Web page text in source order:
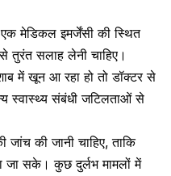
एक मेडिकल इमर्जेंसी की स्थित
से तुरंत सलाह लेनी चाहिए।
में खून आ रहा हो तो डॉक्टर से
स्वास्थ्य संबंधी जटिलताओं से
जांच की जानी चाहिए,ताकि
जा सके। कुछ दुर्लभ मामलों में